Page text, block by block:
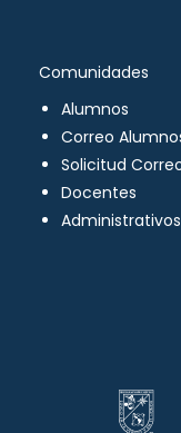
Comunidades
Alumnos
Correo
Solicitud
Docentes
Administrativos